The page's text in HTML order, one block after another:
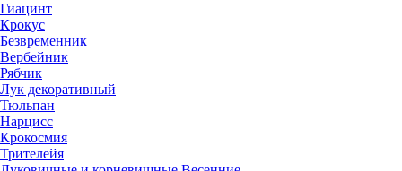
Гиацинт
Крокус
Безвременник
Вербейник
Рябчик
Лук декоративный
Тюльпан
Нарцисс
Крокосмия
Трителейя